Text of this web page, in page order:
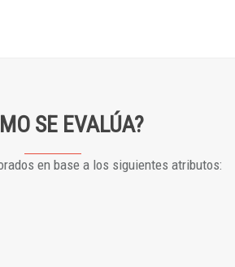
SE EVALÚA?
en base a los siguientes atributos: